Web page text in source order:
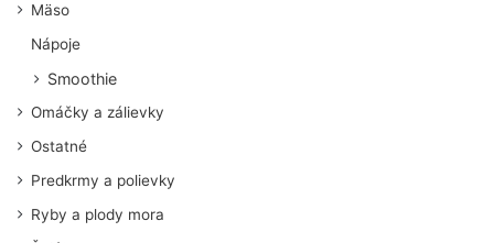
Mäso
Nápoje
Smoothie
Omáčky a zálievky
Ostatné
Predkrmy a polievky
Ryby a plody mora